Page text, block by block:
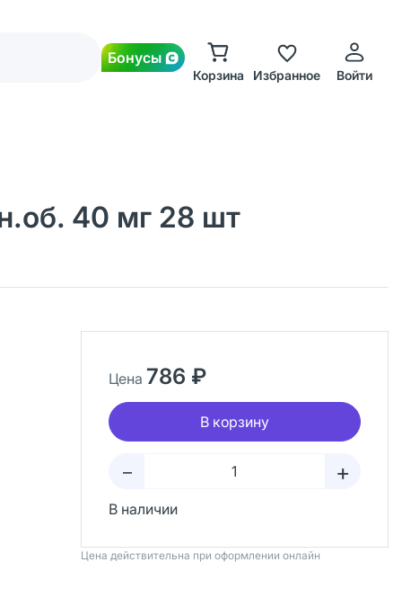
Бонусы
Корзина Избранное Войти
40 мг 28 шт
Цена 786 ₽
В корзину
– +
В наличии
Цена действительна при оформлении онлайн